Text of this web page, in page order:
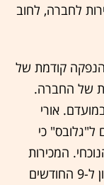
לחברה, לחוב
מיליון שקל מהנפקה קודמת של
של החברה.
מיליון שקל במועדם. אורי
כי
הנוכחי. המכירות
של החברה (בהיקף של 41 מיליון שקל נכון ל-9 החודשים